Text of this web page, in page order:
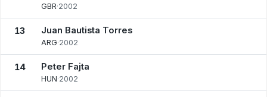
GBR·2002
13 Juan Bautista Torres
ARG·2002
14 Peter Fajta
HUN·2002